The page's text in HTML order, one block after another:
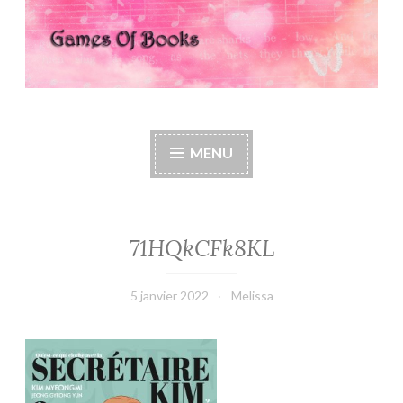
Games Of Books
MENU
71HQkCFk8KL
5 janvier 2022 Melissa